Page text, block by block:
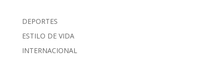
DEPORTES
ESTILO DE VIDA
INTERNACIONAL